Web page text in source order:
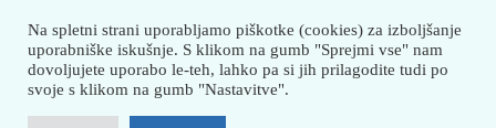
Prošnja za dodelitev sredstev za strokovno izpopolnjevanje Prenos
Na spletni strani uporabljamo piškotke (cookies) za izboljšanje
uporabniške iskušnje. S klikom na gumb "Sprejmi vse" nam
dovoljujete uporabo le-teh, lahko pa si jih prilagodite tudi po
svoje s klikom na gumb "Nastavitve".